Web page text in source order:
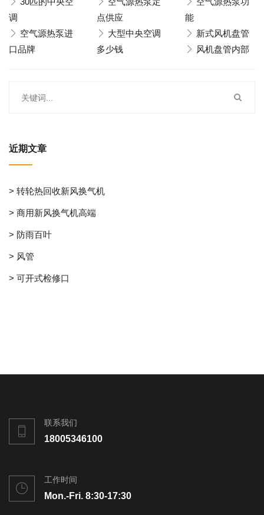
调
点供应
能
空气源热泵进
口品牌
大型中央空调
多少钱
新式风机盘管
风机盘管内部
近期文章
> 转轮热回收新风换气机
> 商用新风换气机高端
> 防雨百叶
> 风管
> 可开式检修口
联系我们
18005346100
工作时间
Mon.-Fri. 8:30-17:30